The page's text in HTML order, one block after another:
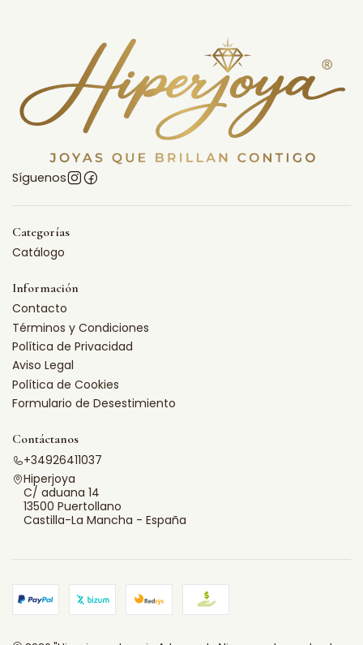
Síguenos
Categorías
Catálogo
Información
Contacto
Términos y Condiciones
Política de Privacidad
Aviso Legal
Política de Cookies
Formulario de Desestimiento
Contáctanos
+34926411037
Hiperjoya
C/ aduana 14
13500 Puertollano
Castilla-La Mancha - España